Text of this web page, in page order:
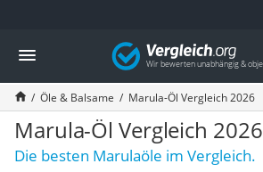
Die beliebtesten Vergleiche nach Kategorie
Drogerie
Inhalator
Haarschneider
Rollator
Braun Rasierer
Katzenklappe (Chip)
Vergleich
Öle & Balsame Marula-Öl Vergleich 2026
Marula-Öl Vergleich 2026
Die besten Marulaöle im Vergleich.